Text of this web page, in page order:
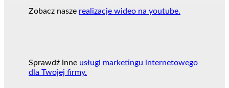
Zobacz nasze realizacje wideo na youtube.
Sprawdź inne usługi marketingu internetowego
dla Twojej firmy.